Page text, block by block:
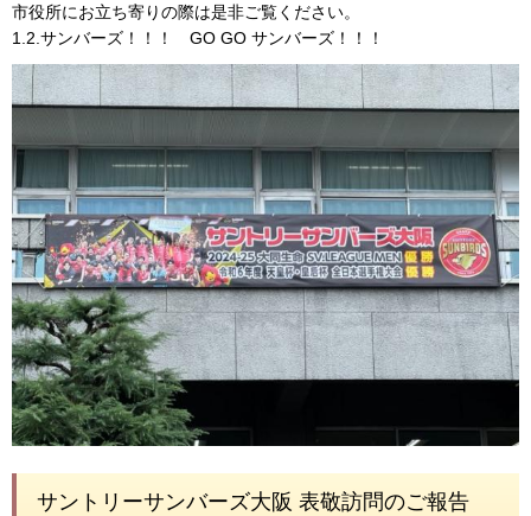
市役所にお立ち寄りの際は是非ご覧ください。
1.2.サンバーズ！！！ GO GO サンバーズ！！！
サントリーサンバーズ大阪 表敬訪問のご報告